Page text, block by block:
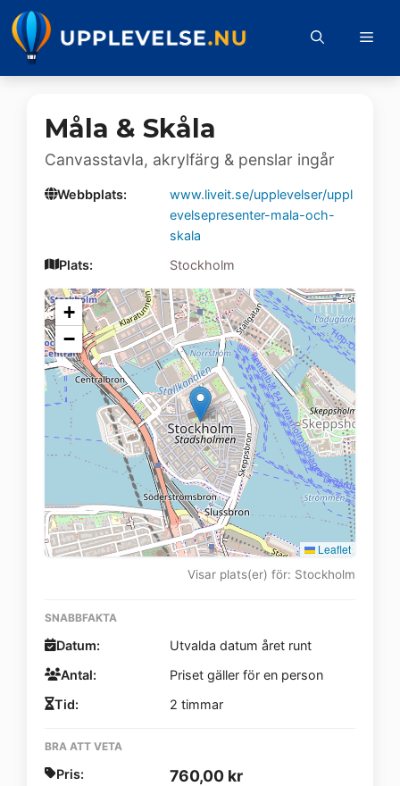
Hoppa
till
innehåll
Måla & Skåla
Canvasstavla, akrylfärg & penslar ingår
Webbplats:
www.liveit.se/upplevelser/uppl
evelsepresenter-mala-och-
skala
Plats:
Stockholm
+
−
Leaflet
Visar plats(er) för: Stockholm
SNABBFAKTA
Datum:
Utvalda datum året runt
Antal:
Priset gäller för en person
Tid:
2 timmar
BRA ATT VETA
Pris: 760,00 kr